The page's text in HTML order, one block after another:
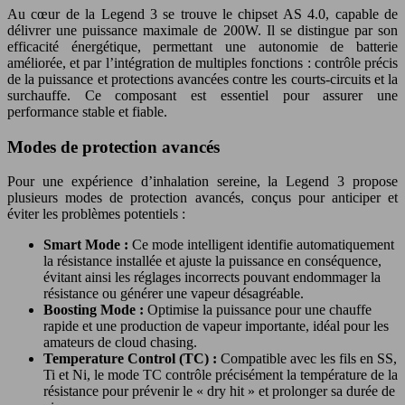
Au cœur de la Legend 3 se trouve le chipset AS 4.0, capable de
délivrer une puissance maximale de 200W. Il se distingue par son
efficacité énergétique, permettant une autonomie de batterie
améliorée, et par l’intégration de multiples fonctions : contrôle précis
de la puissance et protections avancées contre les courts-circuits et la
surchauffe. Ce composant est essentiel pour assurer une
performance stable et fiable.
Modes de protection avancés
Pour une expérience d’inhalation sereine, la Legend 3 propose
plusieurs modes de protection avancés, conçus pour anticiper et
éviter les problèmes potentiels :
Smart Mode : Ce mode intelligent identifie automatiquement
la résistance installée et ajuste la puissance en conséquence,
évitant ainsi les réglages incorrects pouvant endommager la
résistance ou générer une vapeur désagréable.
Boosting Mode : Optimise la puissance pour une chauffe
rapide et une production de vapeur importante, idéal pour les
amateurs de cloud chasing.
Temperature Control (TC) : Compatible avec les fils en SS,
Ti et Ni, le mode TC contrôle précisément la température de la
résistance pour prévenir le « dry hit » et prolonger sa durée de